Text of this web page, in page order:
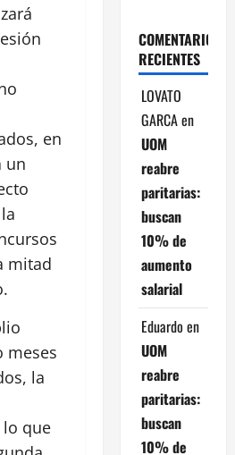
en
un
mitad
meses
la
que
COMENTARIOS
RECIENTES
LOVATO
GARCAen
UOM
reabre
paritarias:
buscan
10% de
aumento
salarial
Eduardo en
UOM
reabre
paritarias:
buscan
10% de